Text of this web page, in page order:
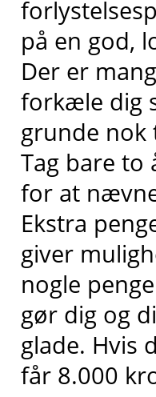
på en god,
Der er
forkæle dig
grunde nok
Tag bare to
for at
Ekstra
giver
nogle
gør dig og
glade. Hvis
får 8.000